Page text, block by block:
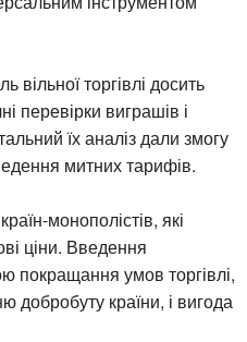
торгівлі досить
перевірки виграшів і
їх аналіз дали змогу
митних тарифів.
монополістів, які
ціни. Введення
покращання умов торгівлі,
добробуту країни, і вигода